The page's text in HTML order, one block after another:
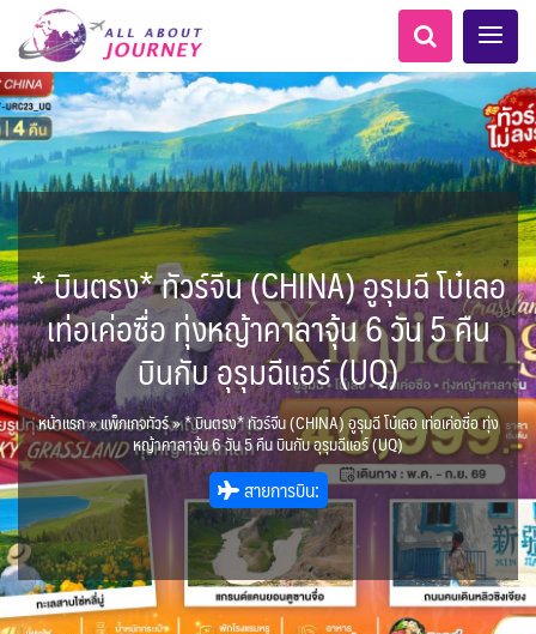
เอเชียกลาง 6 LKA ศรีลังกา 0
AFG อัฟกานิสถาน 0
LKA ศรีลังกา + BGD บังคลา
ศ
0
BTN ภูฏาน 2
BRN บรูไน 0
KHM กัมพูชา 0 จีน 283
HKG ฮ่องกง - มาเก๊า 10 IND อินเดีย 21
IDN อินโดนีเซีย IRQ อิรัก 0
IRN อิหร่าน 0
ISR อิสราเอล 0 JPN ญี่ปุ่น 70
JOR จอร์แดน KAZ คาซัคสถาน 19
แอลเบเนีย - Albania 0 Balkan บอลข่าน 1
สวิตเซอร์แลนด์ เยอรมนี
ฝรั่งเศส
1
MNE มอนเตเนโกร 1 ล่าแสงเหนือ-ใต้ 11
Baltic บอลติก 4 ยุโรปตะวันออก 12
ยุโรปราคาถูก 1
ออสเตรีย - Austria 3 AZE อาเซอร์ไบจาน
BLR เบลารุส 0 BIH บอสเนีย & เฮอร์เซโกวีนา
1
BEL เบลเยี่ยม 0 HRV โครเอเชีย 3
อเมริกาใต้ 8 อเมริกากลาง 1
ARG อาร์เจนตินา 3
CUB คิวบา 0 CAN แคนาดา 3
CHL ชิลี 3 ECU เอกวาดอร์ 0
PER เปรู 2 USA สหรัฐอเมริกา 6
บราซิล เปรู 3
เม็กซิโก คิวบา อเมริกา แคนาดา 1
ทัวร์ ล่องเรือสำราญยุโรป 5 ทัวร์ ล่องเรือสำราญอลาสก้า
1
ทัวร์ ล่องเรือสำราญอเมริกา
1
ทัวร์ ล่องเรือสำราญเอเชีย 0
ทัวร์ ล่องเรือสำราญประเท
ศอื่นๆ
4
แทนซาเนีย - Tanzania 2 ไมโครนีเซีย - Micronesia 1
เคนย่า - Kenya
โมร็อคโค - Morocco 6 นิวซีแลนด์ - New Zealand
11
นามิเบีย - Namibia 1 ขั้วโลกเหนือ 2
ตูนีเซีย - Tunisia เกาะโบราโบร่า - Bora Bora
0
ขั้วโลกใต้ 2 แอฟริกาใต้ - South Africa
3
แอลจีเรีย - Algeria 0 ออสเตรเลีย - Australia 18
ล่องเรือดินเนอร์วันปีใหม่ 22 เรือรอบกลางวัน กทม.
ล่องเรือดินเนอร์ วันวาเลนไทน์
22
ล่องเรือดินเนอร์วันลอยกระทง
21
ล่องเรือดินเนอร์แม่น้ำ
าพระยา
ล่องเรือโปรแกรมอยุธยา 9
ล่องเรือ รอบ Sunset 14
ล่องเรือเหมาลำ / เหมาชั้น /
อยอร์ช / Speed Boat ส่วนตัวทั่ว
ะเทศ
255
เรือยอร์ช / Speed Boat ฯลฯ
บ Join ทั่วประเทศ
72
ไทยบัสฟู้ดทัวร์ 1 ตั๋วเรือ Hop-on Hop-off 0
ตั๋วสวนสนุก 0
บุฟเฟต์โรงแรม/ร้านอาหาร 2 บุฟเฟต์ใบหยก 7
โปรแกรมทัวร์ทั่วไทย 0 แต่งชุดไทยถ่ายรูปวัดอรุณฯ
1
พิเศษ! ล่องเรือเทศกาลชมพลุ
ยา
1
ห้องพักราคาพิเศษ 3
ข่าวที่น่าสนใจ
ความรู้ทั่วไป
สถานที่ท่องเที่ยว
* บินตรง* ทัวร์จีน (CHINA) อูรุมฉี โบ๋เลอ
เท่อเค่อซื่อ ทุ่งหญ้าคาลาจุ้น 6 วัน 5 คืน
บินกับ อุรุมฉีแอร์ (UQ)
หน้าแรก»แพ็กเกจทัวร์»* บินตรง* ทัวร์จีน (CHINA) อูรุมฉี โบ๋เลอ เท่อเค่อซื่อ ทุ่ง
หญ้าคาลาจุ้น 6 วัน 5 คืน บินกับ อุรุมฉีแอร์ (UQ)
สายการบิน: